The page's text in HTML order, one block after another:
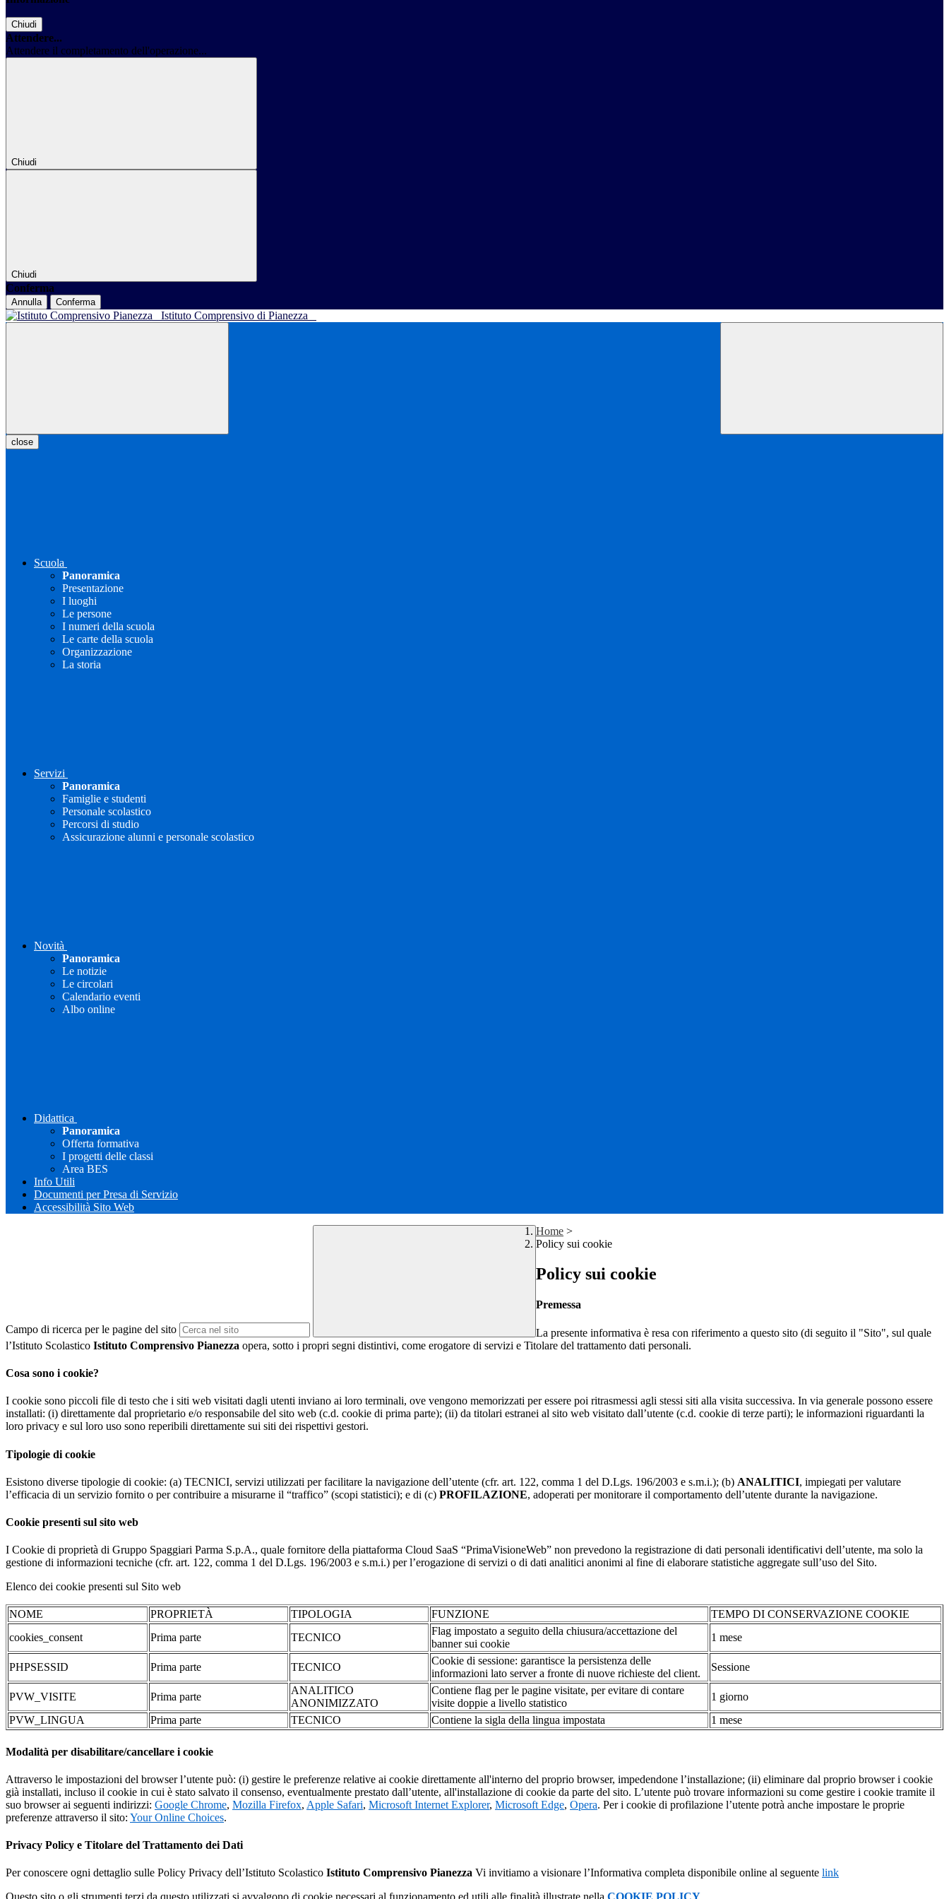
Chiudi
Attendere...
Attendere il completamento dell'operazione...
Chiudi
Chiudi
Conferma
Annulla Conferma
Istituto Comprensivo di Pianezza
close
Scuola
Panoramica
Presentazione
I luoghi
Le persone
I numeri della scuola
Le carte della scuola
Organizzazione
La storia
Servizi
Panoramica
Famiglie e studenti
Personale scolastico
Percorsi di studio
Assicurazione alunni e personale scolastico
Novità
Panoramica
Le notizie
Le circolari
Calendario eventi
Albo online
Didattica
Panoramica
Offerta formativa
I progetti delle classi
Area BES
Info Utili
Documenti per Presa di Servizio
Accessibilità Sito Web
Campo di ricerca per le pagine del sito
Home >
Policy sui cookie
Policy sui cookie
Premessa
La presente informativa è resa con riferimento a questo sito (di seguito il "Sito", sul quale
l’Istituto Scolastico Istituto Comprensivo Pianezza opera, sotto i propri segni distintivi, come erogatore di servizi e Titolare del trattamento dati personali.
Cosa sono i cookie?
I cookie sono piccoli file di testo che i siti web visitati dagli utenti inviano ai loro terminali, ove vengono memorizzati per essere poi ritrasmessi agli stessi siti alla visita successiva. In via generale possono essere
installati: (i) direttamente dal proprietario e/o responsabile del sito web (c.d. cookie di prima parte); (ii) da titolari estranei al sito web visitato dall’utente (c.d. cookie di terze parti); le informazioni riguardanti la
loro privacy e sul loro uso sono reperibili direttamente sui siti dei rispettivi gestori.
Tipologie di cookie
Esistono diverse tipologie di cookie: (a) TECNICI, servizi utilizzati per facilitare la navigazione dell’utente (cfr. art. 122, comma 1 del D.Lgs. 196/2003 e s.m.i.); (b) ANALITICI, impiegati per valutare
l’efficacia di un servizio fornito o per contribuire a misurarne il “traffico” (scopi statistici); e di (c) PROFILAZIONE, adoperati per monitorare il comportamento dell’utente durante la navigazione.
Cookie presenti sul sito web
I Cookie di proprietà di Gruppo Spaggiari Parma S.p.A., quale fornitore della piattaforma Cloud SaaS “PrimaVisioneWeb” non prevedono la registrazione di dati personali identificativi dell’utente, ma solo la
gestione di informazioni tecniche (cfr. art. 122, comma 1 del D.Lgs. 196/2003 e s.m.i.) per l’erogazione di servizi o di dati analitici anonimi al fine di elaborare statistiche aggregate sull’uso del Sito.
Elenco dei cookie presenti sul Sito web
NOME PROPRIETÀ TIPOLOGIA FUNZIONE
TEMPO DI CONSERVAZIONE COOKIE
cookies_consent
Prima parte TECNICO
Flag impostato a seguito della chiusura/accettazione del
banner sui cookie
1 mese
PHPSESSID Prima parte TECNICO
Cookie di sessione: garantisce la persistenza delle
informazioni lato server a fronte di nuove richieste del client.
Sessione
PVW_VISITE Prima parte
ANALITICO
ANONIMIZZATO
Contiene flag per le pagine visitate, per evitare di contare
visite doppie a livello statistico
1 giorno
PVW_LINGUA
Prima parte TECNICO Contiene la sigla della lingua impostata 1 mese
Modalità per disabilitare/cancellare i cookie
Attraverso le impostazioni del browser l’utente può: (i) gestire le preferenze relative ai cookie direttamente all'interno del proprio browser, impedendone l’installazione; (ii) eliminare dal proprio browser i cookie
già installati, incluso il cookie in cui è stato salvato il consenso, eventualmente prestato dall’utente, all'installazione di cookie da parte del sito. L’utente può trovare informazioni su come gestire i cookie tramite il
suo browser ai seguenti indirizzi: Google Chrome, Mozilla Firefox, Apple Safari, Microsoft Internet Explorer, Microsoft Edge, Opera. Per i cookie di profilazione l’utente potrà anche impostare le proprie
preferenze attraverso il sito: Your Online Choices.
Privacy Policy e Titolare del Trattamento dei Dati
Per conoscere ogni dettaglio sulle Policy Privacy dell’Istituto Scolastico Istituto Comprensivo Pianezza Vi invitiamo a visionare l’Informativa completa disponibile online al seguente link